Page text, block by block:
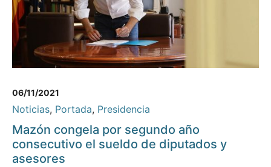
06/11/2021
Noticias, Portada, Presidencia
Mazón congela por segundo año
consecutivo el sueldo de diputados y
asesores